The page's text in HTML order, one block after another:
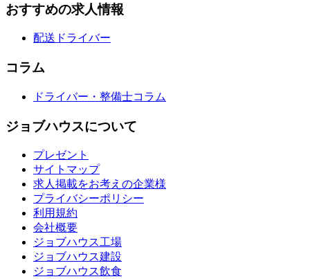
おすすめの求人情報
配送ドライバー
コラム
ドライバー・整備士コラム
ジョブハウスについて
プレゼント
サイトマップ
求人掲載をお考えの企業様
プライバシーポリシー
利用規約
会社概要
ジョブハウス工場
ジョブハウス建設
ジョブハウス飲食